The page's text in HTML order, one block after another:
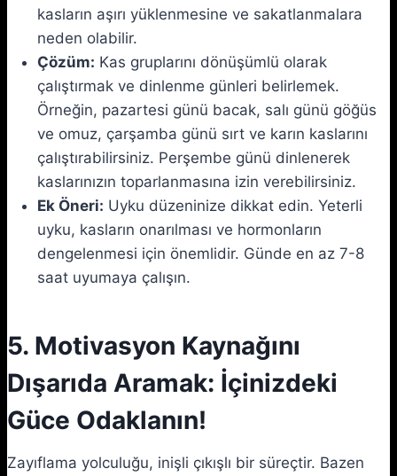
kasların aşırı yüklenmesine ve sakatlanmalara
neden olabilir.
Çözüm: Kas gruplarını dönüşümlü olarak
çalıştırmak ve dinlenme günleri belirlemek.
Örneğin, pazartesi günü bacak, salı günü göğüs
ve omuz, çarşamba günü sırt ve karın kaslarını
çalıştırabilirsiniz. Perşembe günü dinlenerek
kaslarınızın toparlanmasına izin verebilirsiniz.
Ek Öneri: Uyku düzeninize dikkat edin. Yeterli
uyku, kasların onarılması ve hormonların
dengelenmesi için önemlidir. Günde en az 7-8
saat uyumaya çalışın.
5. Motivasyon Kaynağını
Dışarıda Aramak: İçinizdeki
Güce Odaklanın!
Zayıflama yolculuğu, inişli çıkışlı bir süreçtir. Bazen